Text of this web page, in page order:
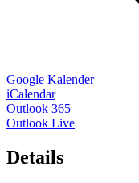
Google Kalender
iCalendar
Outlook 365
Outlook Live
Details